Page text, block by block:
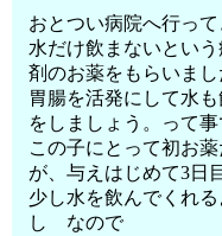
おとつい病院へ行って
水だけ飲まないとい
剤のお薬をもらいまし
胃腸を活発にして水
をしましょう。って事
この子にとって初お
が、与えはじめて3日
少し水を飲んでくれ
し なので